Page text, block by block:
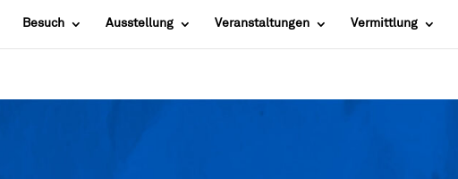
Besuch Ausstellung Veranstaltungen Vermittlung